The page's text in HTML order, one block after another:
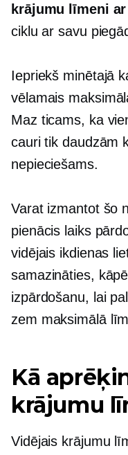
krājumu līmeni ar
ciklu ar savu
Iepriekš minētajā
vēlamais
Maz ticams, ka
cauri tik daudzām
nepieciešams.
Varat izmantot šo
pienācis laiks
vidējais ikdienas
samazināties,
izpārdošanu, lai
zem maksimālā
Kā
krājumu
Vidējais krājumu